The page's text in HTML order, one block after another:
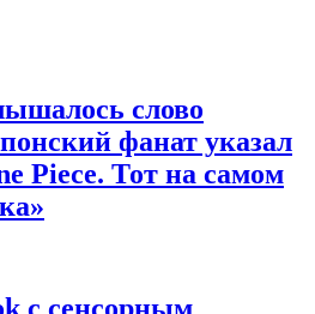
слово
фанат указал
Piece. Тот на самом